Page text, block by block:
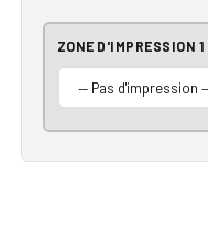
ZONE D'IMPRESSION 1